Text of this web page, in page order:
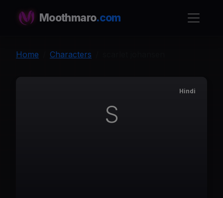
Moothmaro.com
Home Characters
S
Hindi